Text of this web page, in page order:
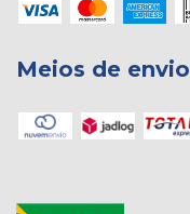
Meios de envio